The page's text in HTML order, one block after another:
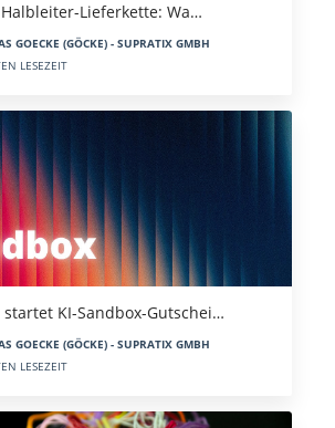
Lieferkette: Wa…
GOECKE (GÖCKE) - SUPRATIX GMBH
LESEZEIT
startet KI-Sandbox-Gutschei…
GOECKE (GÖCKE) - SUPRATIX GMBH
LESEZEIT